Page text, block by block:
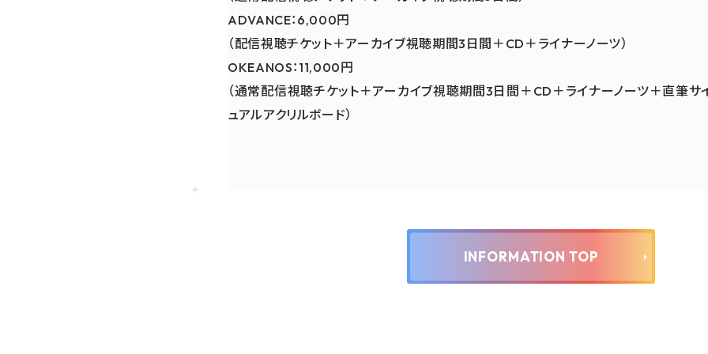
ADVANCE：6,000円
（配信視聴チケット＋アーカイブ視聴期間3日間＋CD＋ライナーノーツ）
OKEANOS：11,000円
（通常配信視聴チケット＋アーカイブ視聴期間3日間＋CD＋ライナーノーツ＋直筆サ
ュアルアクリルボード）
INFORMATION TOP